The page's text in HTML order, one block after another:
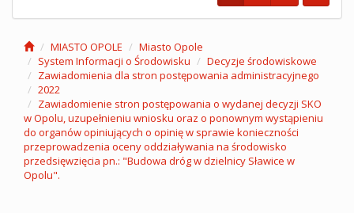
MIASTO OPOLE
Miasto Opole
System Informacji o Środowisku
Decyzje środowiskowe
Zawiadomienia dla stron postępowania administracyjnego
2022
Zawiadomienie stron postępowania o wydanej decyzji SKO
w Opolu, uzupełnieniu wniosku oraz o ponownym wystąpieniu
do organów opiniujących o opinię w sprawie konieczności
przeprowadzenia oceny oddziaływania na środowisko
przedsięwzięcia pn.: "Budowa dróg w dzielnicy Sławice w
Opolu".